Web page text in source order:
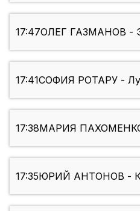
17:47ОЛЕГ ГАЗМАНОВ -
17:41СОФИЯ РОТАРУ -
17:38МАРИЯ
17:35ЮРИЙ АНТОНОВ -